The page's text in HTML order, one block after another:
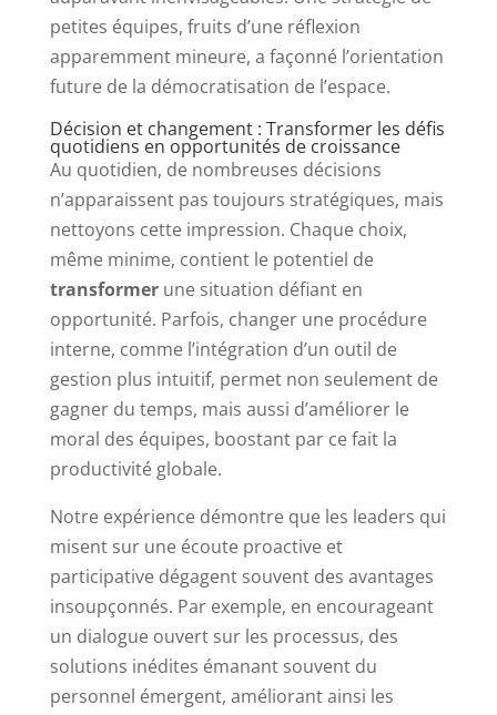
petites équipes, fruits d’une réflexion
apparemment mineure, a façonné l’orientation
future de la démocratisation de l’espace.
Décision et changement : Transformer les défis
quotidiens en opportunités de croissance
Au quotidien, de nombreuses décisions
n’apparaissent pas toujours stratégiques, mais
nettoyons cette impression. Chaque choix,
même minime, contient le potentiel de
transformerune situation défiant en
opportunité. Parfois, changer une procédure
interne, comme l’intégration d’un outil de
gestion plus intuitif, permet non seulement de
gagner du temps, mais aussi d’améliorer le
moral des équipes, boostant par ce fait la
productivité globale.
Notre expérience démontre que les leaders qui
misent sur une écoute proactive et
participative dégagent souvent des avantages
insoupçonnés. Par exemple, en encourageant
un dialogue ouvert sur les processus, des
solutions inédites émanant souvent du
personnel émergent, améliorant ainsi les